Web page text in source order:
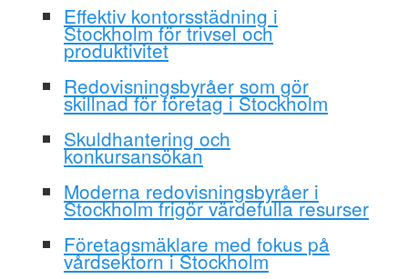
Effektiv kontorsstädning i
Stockholm för trivsel och
produktivitet
Redovisningsbyråer som gör
skillnad för företag i Stockholm
Skuldhantering och
konkursansökan
Moderna redovisningsbyråer i
Stockholm frigör värdefulla resurser
Företagsmäklare med fokus på
vårdsektorn i Stockholm